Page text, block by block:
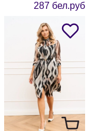
287 бел.руб